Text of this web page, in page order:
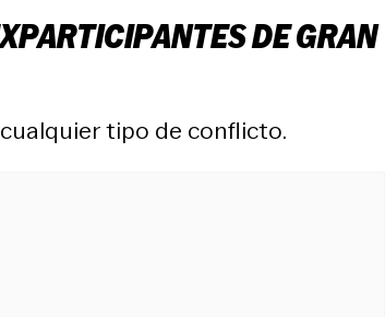
DE GRAN
tipo de conflicto.